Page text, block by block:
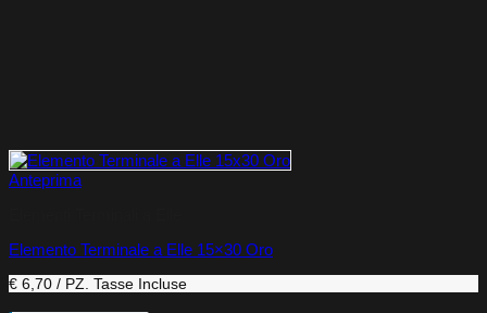
Anteprima
Elemento Terminale a Elle 15×30 Oro
€ 6,70 / PZ. Tasse Incluse